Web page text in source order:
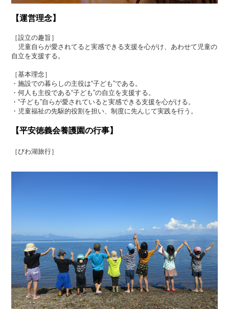
【運営理念】
［設立の趣旨］
児童自らが愛されてると実感できる支援を心がけ、あわせて児童の
自立を支援する。
［基本理念］
・施設での暮らしの主役は“子ども”である。
・何人も主役である“子ども”の自立を支援する。
・“子ども”自らが愛されていると実感できる支援を心がける。
・児童福祉の先駆的役割を担い、制度に先んじて実践を行う。
【平安徳義会養護園の行事】
［びわ湖旅行］